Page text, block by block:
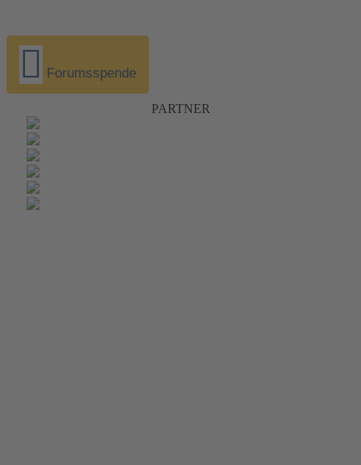
Forumsspende
PARTNER